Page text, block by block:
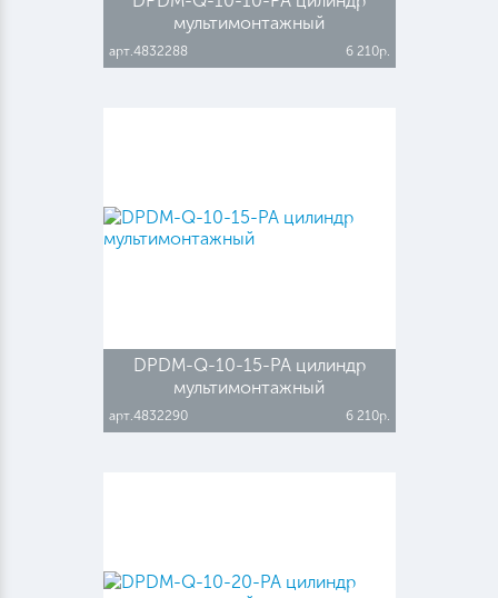
мультимонтажный
арт.4832288 6 210р.
DPDM-Q-10-15-PA цилиндр
мультимонтажный
арт.4832290 6 210р.